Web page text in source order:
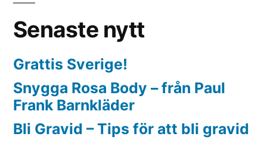
Haj
I
Poolen
Senaste nytt
Grattis Sverige!
Snygga Rosa Body – från Paul
Frank Barnkläder
Bli Gravid – Tips för att bli gravid